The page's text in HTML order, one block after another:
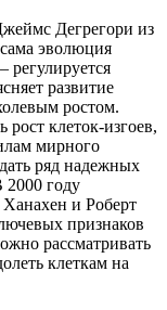
Дегрегори из
эволюция
регулируется
развитие
ростом.
клеток-изгоев,
мирного
ряд надежных
2000 году
Ханахен и Роберт
признаков
рассматривать
клеткам на